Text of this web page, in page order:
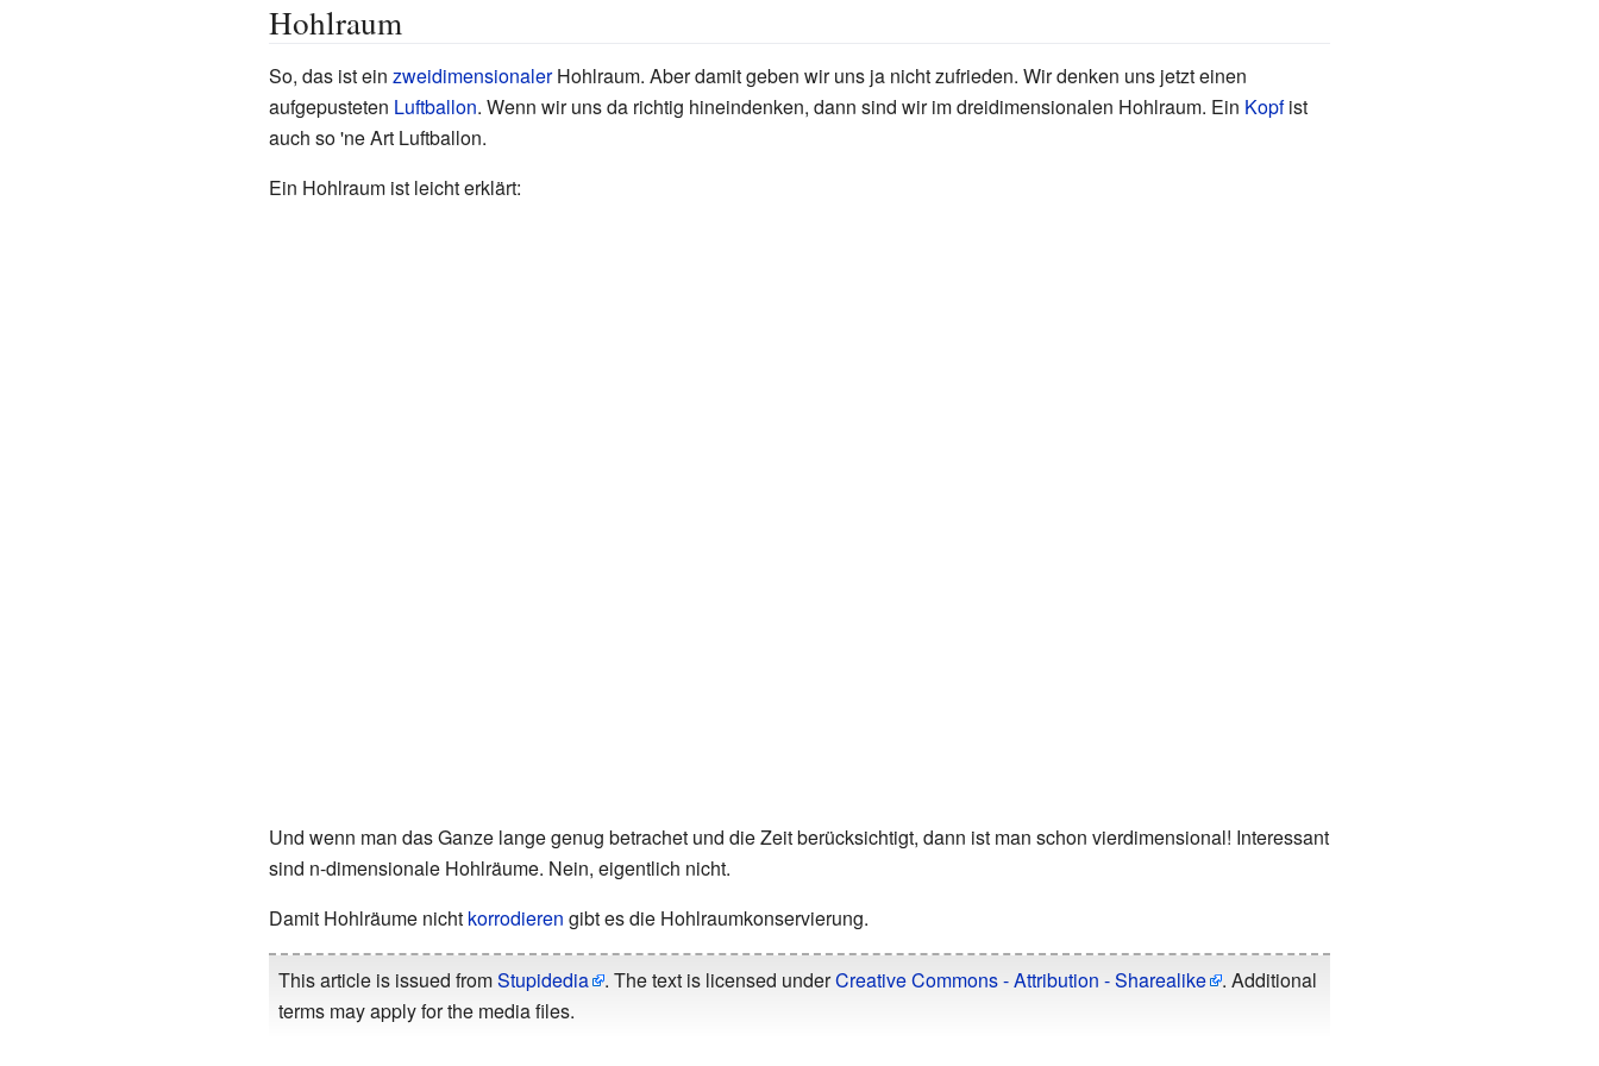
Hohlraum
So, das ist ein zweidimensionalerHohlraum. Aber damit geben wir uns ja nicht zufrieden. Wir denken uns jetzt einen
aufgepusteten Luftballon. Wenn wir uns da richtig hineindenken, dann sind wir im dreidimensionalen Hohlraum. Ein Kopfist
auch so 'ne Art Luftballon.
Ein Hohlraum ist leicht erklärt:
Und wenn man das Ganze lange genug betrachet und die Zeit berücksichtigt, dann ist man schon vierdimensional! Interessant
sind n-dimensionale Hohlräume. Nein, eigentlich nicht.
Damit Hohlräume nicht korrodieren gibt es die Hohlraumkonservierung.
This article is issued fromStupidedia . The text is licensed underCreative Commons - Attribution - Sharealike . Additional
terms may apply for the media files.